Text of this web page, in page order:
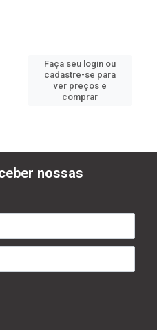
Faça seu login ou
cadastre-se para
ver preços e
comprar
nossas